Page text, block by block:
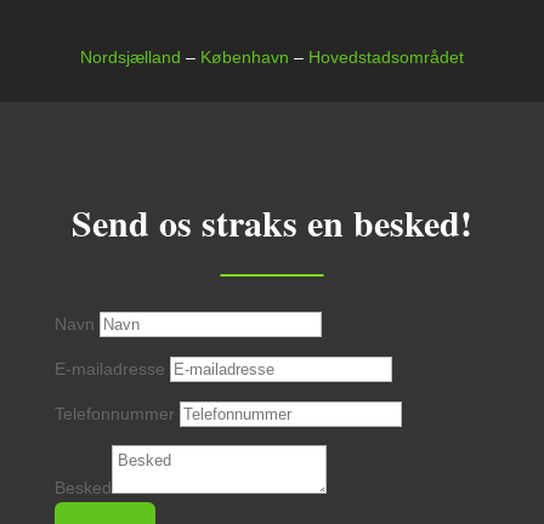
Nordsjælland – København – Hovedstadsområdet
Send os straks en besked!
Navn
E-mailadresse
Telefonnummer
Besked